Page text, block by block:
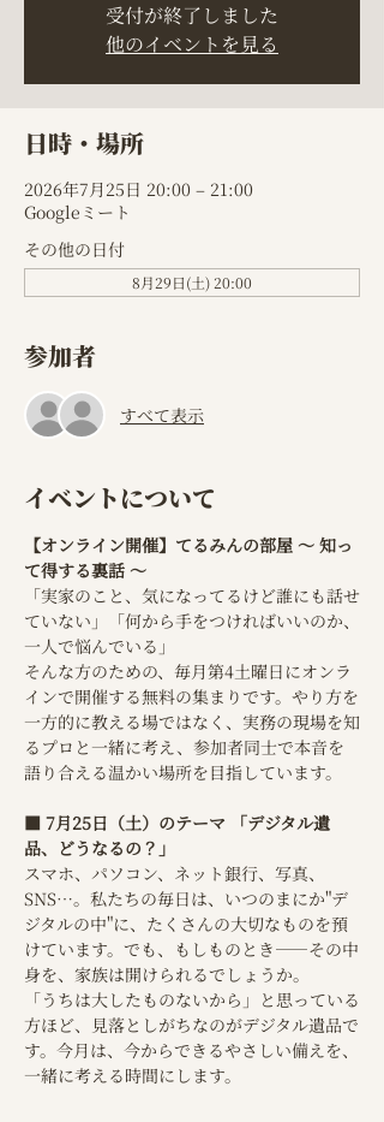
受付が終了しました
他のイベントを見る
日時・場所
2026年7月25日 20:00 – 21:00
Googleミート
その他の日付
8月29日(土) 20:00
参加者
すべて表示
イベントについて
【オンライン開催】てるみんの部屋 ～ 知っ
て得する裏話 ～
「実家のこと、気になってるけど誰にも話せ
ていない」「何から手をつければいいのか、
一人で悩んでいる」
そんな方のための、毎月第4土曜日にオンラ
インで開催する無料の集まりです。やり方を
一方的に教える場ではなく、実務の現場を知
るプロと一緒に考え、参加者同士で本音を
語り合える温かい場所を目指しています。
■ 7月25日（土）のテーマ 「デジタル遺
品、どうなるの？」
スマホ、パソコン、ネット銀行、写真、
SNS…。私たちの毎日は、いつのまにか"デ
ジタルの中"に、たくさんの大切なものを預
けています。でも、もしものとき——その中
身を、家族は開けられるでしょうか。
「うちは大したものないから」と思っている
方ほど、見落としがちなのがデジタル遺品で
す。今月は、今からできるやさしい備えを、
一緒に考える時間にします。